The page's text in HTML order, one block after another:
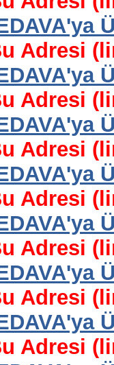
Adresi
Adresi
Adresi
Adresi
Adresi
Adresi
Adresi